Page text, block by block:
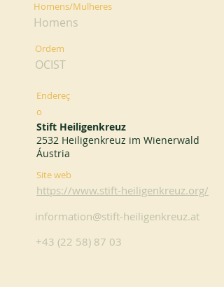
Homens/Mulheres
Homens
Ordem
OCIST
Endereç
o
Stift Heiligenkreuz
2532 Heiligenkreuz im Wienerwald
Áustria
Site web
https://www.stift-heiligenkreuz.org/
information@stift-heiligenkreuz.at
+43 (22 58) 87 03